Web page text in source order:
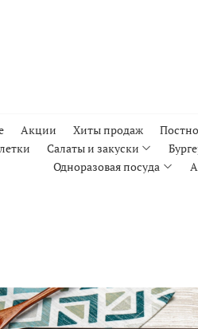
Акции Хиты продаж
Салаты и закуски
Одноразовая посуда